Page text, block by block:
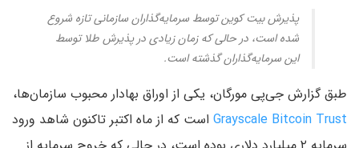
پذیرش بیت کوین توسط سرمایه‌گذاران سازمانی تازه شروع
شده است، در حالی که زمان زیادی در پذیرش طلا توسط
این سرمایه‌گذاران گذشته است.
طبق گزارش جی‌پی مورگان، یکی از اوراق بهادار محبوب سازمان‌ها،
Grayscale Bitcoin Trust است که از ماه اکتبر تاکنون شاهد ورود